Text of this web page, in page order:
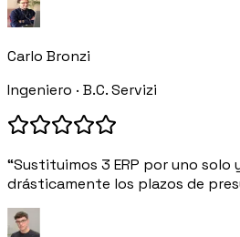
Carlo Bronzi
Ingeniero · B.C. Servizi
“Sustituimos 3 ERP por uno solo
drásticamente los plazos de